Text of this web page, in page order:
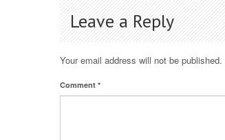
Leave a Reply
Your email address will not be published.
Comment *